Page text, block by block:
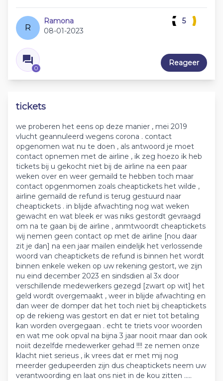
R
Ramona
08-01-2023
0
5
Reageer
tickets
we proberen het eens op deze manier , mei 2019
vlucht geannuleerd wegens corona . contact
opgenomen wat nu te doen , als antwoord je moet
contact opnemen met de airline , ik zeg hoezo ik heb
tickets bij u gekocht niet bij de airline na een paar
weken over en weer gemaild te hebben toch maar
contact opgenmomen zoals cheaptickets het wilde ,
airline gemaild de refund is terug gestuurd naar
cheaptickets . in blijde afwachting nog wat weken
gewacht en wat bleek er was niks gestordt gevraagd
om na te gaan bij de airline , anmtwoordt cheaptickets
wij nemen geen contact op met de airline [nou daar
zit je dan] na een jaar mailen eindelijk het verlossende
woord van cheaptickets de refund is binnen het wordt
binnen enkele weken op uw rekening gestort, we zijn
nu eind december 2023 en sindsdien al 3x door
verschillende medewerkers gezegd [zwart op wit] het
geld wordt overgemaakt , weer in blijde afwachting en
dan weer de domper dat het toch niet bij cheaptickets
op de rekieng was gestort en dat er niet tot betaling
kan worden overgegaan . echt te triets voor woorden
en wat me ook opval na bijna 3 jaar nooit maar dan ook
noiit dezelfde medewerker gehad !!!! ze nemen onze
klacht niet serieus , ik vrees dat er met mij nog
meerder gedupeerden zijn dus cheaptickets neem uw
verantwoording en laat ons niet in de kou zitten .....